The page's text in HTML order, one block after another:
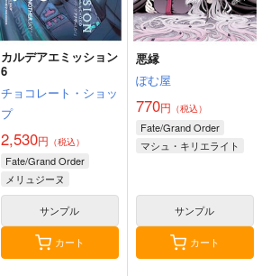
8月2日掲載
7月31日掲載
7月30日掲載
カルデアエミッション
6
チョコレート・ショッ
プ
2,530円 （税込）
Fate/Grand Order
メリュジーヌ
サンプル
カート
悪縁
ぽむ屋
770円 （税込）
Fate/Grand Order
マシュ・キリエライト
サンプル
カート